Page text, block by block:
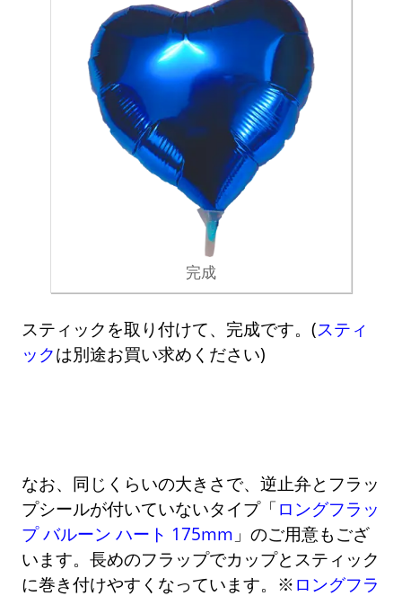
完成
スティックを取り付けて、完成です。(スティ
ックは別途お買い求めください)
なお、同じくらいの大きさで、逆止弁とフラッ
プシールが付いていないタイプ「 ロングフラッ
プ バルーン ハート 175mm 」のご用意もござ
います。長めのフラップでカップとスティック
に巻き付けやすくなっています。※ ロングフラ